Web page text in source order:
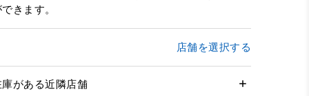
きます。
店舗を選択する
庫がある近隣店舗